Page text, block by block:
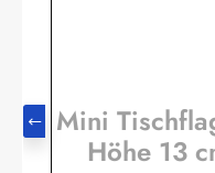
Mini
Höhe 13